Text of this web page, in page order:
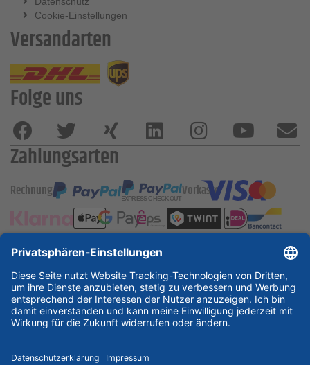
Cookie-Einstellungen
Versandarten
Folge uns
Zahlungsarten
Rechnung Vorkasse
ESSKA International
new
new new